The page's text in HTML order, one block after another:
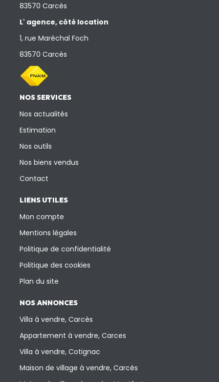
83570 Carcès
L' agence, côté location
1, rue Maréchal Foch
83570 Carcès
NOS SERVICES
Nos actualités
Estimation
Nos outils
Nos biens vendus
Contact
LIENS UTILES
Mon compte
Mentions légales
Politique de confidentialité
Politique des cookies
Plan du site
NOS ANNONCES
Villa à vendre, Carcès
Appartement à vendre, Carces
Villa à vendre, Cotignac
Maison de village à vendre, Carcès